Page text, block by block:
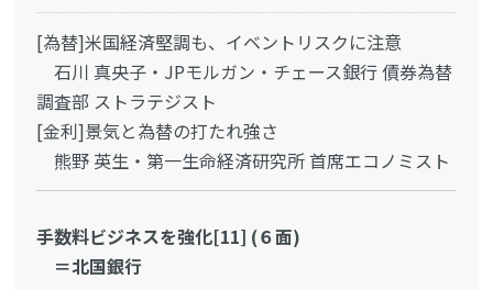
[為替]米国経済堅調も、イベントリスクに注意
石川 真央子・JPモルガン・チェース銀行 債券為替
調査部 ストラテジスト
[金利]景気と為替の打たれ強さ
熊野 英生・第一生命経済研究所 首席エコノミスト
手数料ビジネスを強化[11] (６面)
＝北国銀行